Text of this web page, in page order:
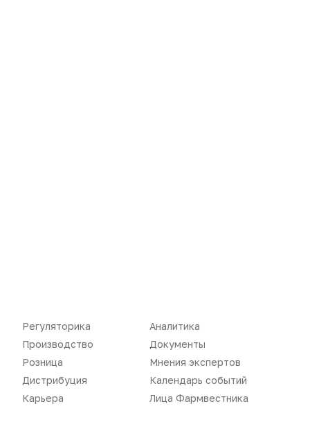
Регуляторика
Производство
Розница
Дистрибуция
Карьера
Аналитика
Документы
Мнения экспертов
Календарь событий
Лица Фармвестника